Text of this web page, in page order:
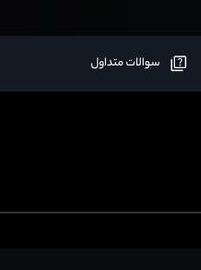
سوالات متداول